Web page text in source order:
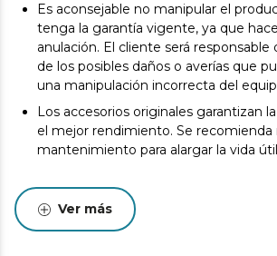
Es aconsejable no manipular el
tenga la garantía vigente, ya que
anulación. El cliente será responsable
de los posibles daños o averías que
una manipulación incorrecta del
Los accesorios originales garantizan
el mejor rendimiento. Se recomienda
mantenimiento para alargar la vida
Ver más